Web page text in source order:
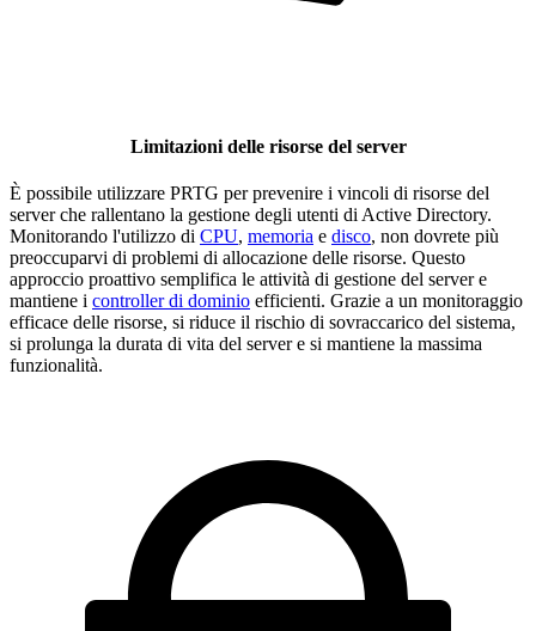
Limitazioni delle risorse del server
È possibile utilizzare PRTG per prevenire i vincoli di risorse del
server che rallentano la gestione degli utenti di Active Directory.
Monitorando l'utilizzo di CPU, memoria e disco, non dovrete più
preoccuparvi di problemi di allocazione delle risorse. Questo
approccio proattivo semplifica le attività di gestione del server e
mantiene i controller di dominio efficienti. Grazie a un monitoraggio
efficace delle risorse, si riduce il rischio di sovraccarico del sistema,
si prolunga la durata di vita del server e si mantiene la massima
funzionalità.